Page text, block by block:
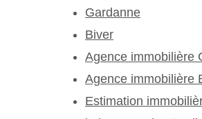
Gardanne
Biver
Agence immobilière
Agence immobilière
Estimation